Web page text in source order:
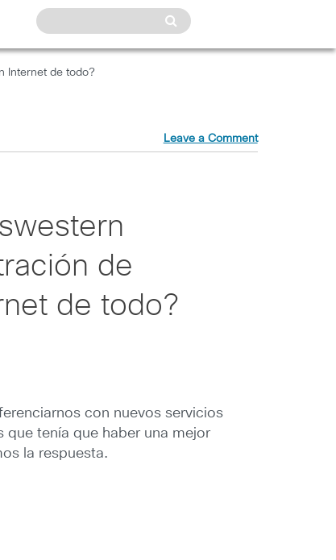
Internet de todo?
Leave a Comment
de
de todo?
con nuevos servicios
tenía que haber una mejor
la respuesta.